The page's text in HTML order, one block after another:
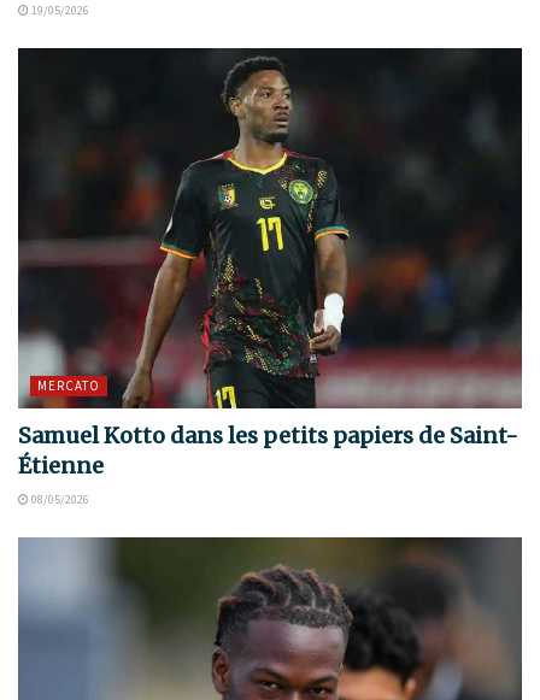
19/05/2026
MERCATO
Samuel Kotto dans les petits papiers de Saint-
Étienne
08/05/2026